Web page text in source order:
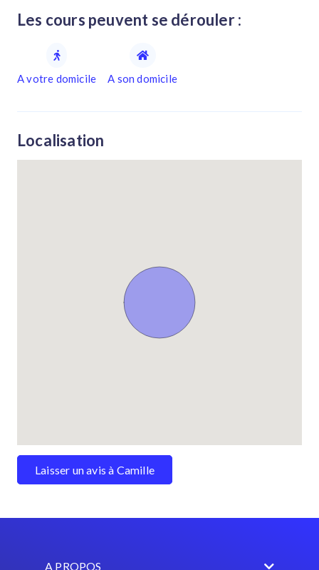
Les cours peuvent se dérouler :
A votre domicile A son domicile
Localisation
Laisser un avis à Camille
A PROPOS